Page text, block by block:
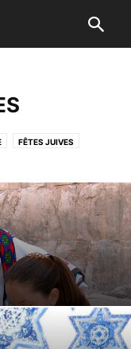
FÊTES JUIVES